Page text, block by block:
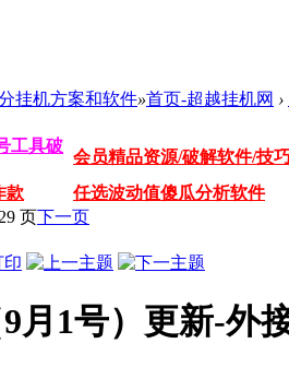
挂机方案和软件»首页-超越挂机网 ›
工具破
会员精品资源/破解软件/技
款
任选波动值傻瓜分析软件
页下一页
9月1号）更新-